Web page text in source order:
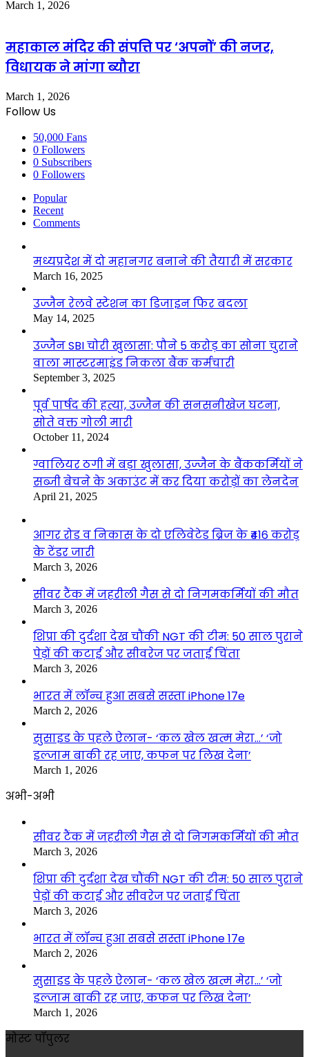
March 1, 2026
महाकाल मंदिर की संपत्ति पर ‘अपनों’ की नजर,
विधायक ने मांगा ब्यौरा
March 1, 2026
Follow Us
50,000 Fans
0 Followers
0 Subscribers
0 Followers
Popular
Recent
Comments
मध्यप्रदेश में दो महानगर बनाने की तैयारी में सरकार
March 16, 2025
उज्जैन रेलवे स्टेशन का डिजाइन फिर बदला
May 14, 2025
उज्जैन SBI चोरी खुलासा: पौने 5 करोड़ का सोना चुराने
वाला मास्टरमाइंड निकला बैंक कर्मचारी
September 3, 2025
पूर्व पार्षद की हत्या, उज्जैन की सनसनीखेज घटना,
सोते वक्त गोली मारी
October 11, 2024
ग्वालियर ठगी में बड़ा खुलासा, उज्जैन के बैंककर्मियों ने
सब्जी बेचने के अकाउंट में कर दिया करोड़ों का लेनदेन
April 21, 2025
आगर रोड व निकास के दो एलिवेटेड ब्रिज के ₹416 करोड़
के टेंडर जारी
March 3, 2026
सीवर टैंक में जहरीली गैस से दो निगमकर्मियों की मौत
March 3, 2026
शिप्रा की दुर्दशा देख चौंकी NGT की टीम: 50 साल पुराने
पेड़ों की कटाई और सीवरेज पर जताई चिंता
March 3, 2026
भारत में लॉन्च हुआ सबसे सस्ता iPhone 17e
March 2, 2026
सुसाइड के पहले ऐलान- ‘कल खेल खत्म मेरा…’ ‘जो
इल्जाम बाकी रह जाए, कफन पर लिख देना’
March 1, 2026
अभी-अभी
सीवर टैंक में जहरीली गैस से दो निगमकर्मियों की मौत
March 3, 2026
शिप्रा की दुर्दशा देख चौंकी NGT की टीम: 50 साल पुराने
पेड़ों की कटाई और सीवरेज पर जताई चिंता
March 3, 2026
भारत में लॉन्च हुआ सबसे सस्ता iPhone 17e
March 2, 2026
सुसाइड के पहले ऐलान- ‘कल खेल खत्म मेरा…’ ‘जो
इल्जाम बाकी रह जाए, कफन पर लिख देना’
March 1, 2026
मोस्ट पॉपुलर